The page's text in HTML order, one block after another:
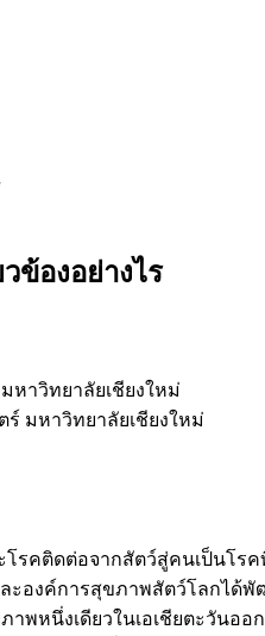
ข้องอย่างไร
หาวิทยาลัยเชียงใหม่
มหาวิทยาลัยเชียงใหม่
คติดต่อจากสัตว์สู่คนเป็นโร
ะองค์การสุขภาพสัตว์โลกไ
พหนึ่งเดียวในเอเชียตะวันอ